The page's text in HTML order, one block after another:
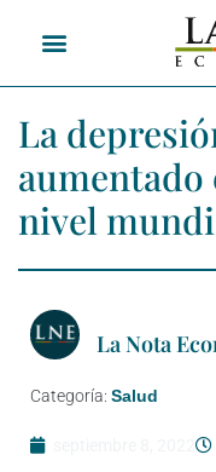
La
aumentado
nivel
La Nota
Categoría: Salud